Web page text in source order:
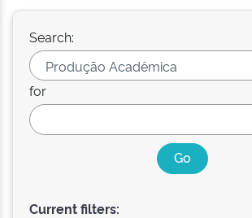
Search:
for
Current filters: